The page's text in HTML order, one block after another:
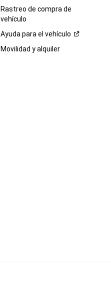
Rastreo de compra de
vehículo
Ayuda para el vehículo
Movilidad y alquiler